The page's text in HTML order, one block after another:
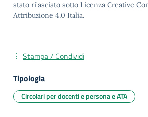
stato rilasciato sotto Licenza Creative
Attribuzione 4.0 Italia.
Stampa / Condividi
Tipologia
Circolari per docenti e personale ATA